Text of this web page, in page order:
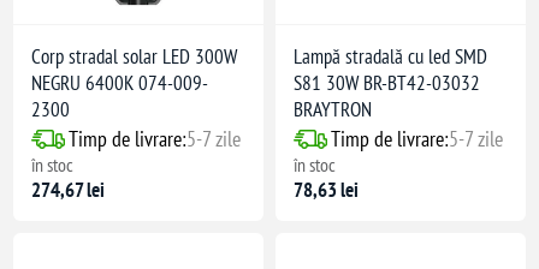
Corp stradal solar LED 300W
NEGRU 6400K 074-009-
2300
Timp de livrare:5-7 zile
în stoc
274,67 lei
Lampă stradală cu led SMD
S81 30W BR-BT42-03032
BRAYTRON
Timp de livrare:5-7 zile
în stoc
78,63 lei